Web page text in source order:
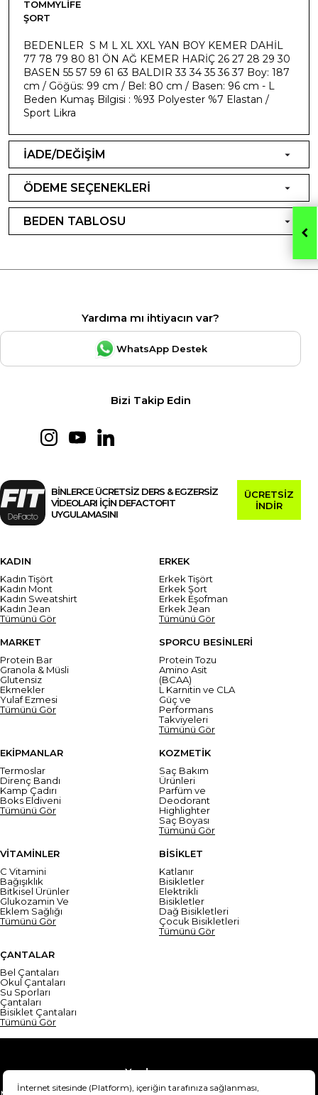
TOMMYLIFE
ŞORT
BEDENLER S M L XL XXL YAN BOY KEMER DAHİL
77 78 79 80 81 ÖN AĞ KEMER HARİÇ 26 27 28 29 30
BASEN 55 57 59 61 63 BALDIR 33 34 35 36 37 Boy: 187
cm / Göğüs: 99 cm / Bel: 80 cm / Basen: 96 cm - L
Beden Kumaş Bilgisi : %93 Polyester %7 Elastan /
Sport Likra
İADE/DEĞİŞİM
ÖDEME SEÇENEKLERİ
BEDEN TABLOSU
Yardıma mı ihtiyacın var?
WhatsApp Destek
Bizi Takip Edin
BİNLERCE ÜCRETSİZ DERS & EGZERSİZ
VİDEOLARI İÇİN DEFACTOFIT
UYGULAMASINI
ÜCRETSİZ
İNDİR
KADIN
Kadın Tişört
Kadın Mont
Kadın Sweatshirt
Kadın Jean
Tümünü Gör
ERKEK
Erkek Tişört
Erkek Şort
Erkek Eşofman
Erkek Jean
Tümünü Gör
MARKET
Protein Bar
Granola & Müsli
Glutensiz
Ekmekler
Yulaf Ezmesi
Tümünü Gör
SPORCU BESİNLERİ
Protein Tozu
Amino Asit
(BCAA)
L Karnitin ve CLA
Güç ve
Performans
Takviyeleri
Tümünü Gör
EKİPMANLAR
Termoslar
Direnç Bandı
Kamp Çadırı
Boks Eldiveni
Tümünü Gör
KOZMETİK
Saç Bakım
Ürünleri
Parfüm ve
Deodorant
Highlighter
Saç Boyası
Tümünü Gör
VİTAMİNLER
C Vitamini
Bağışıklık
Bitkisel Ürünler
Glukozamin Ve
Eklem Sağlığı
Tümünü Gör
BİSİKLET
Katlanır
Bisikletler
Elektrikli
Bisikletler
Dağ Bisikletleri
Çocuk Bisikletleri
Tümünü Gör
ÇANTALAR
Bel Çantaları
Okul Çantaları
Su Sporları
Çantaları
Bisiklet Çantaları
Tümünü Gör
Yardım